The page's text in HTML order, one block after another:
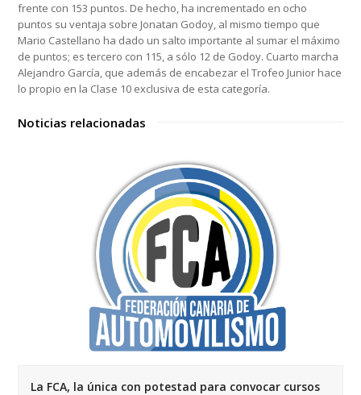
frente con 153 puntos. De hecho, ha incrementado en ocho
puntos su ventaja sobre Jonatan Godoy, al mismo tiempo que
Mario Castellano ha dado un salto importante al sumar el máximo
de puntos; es tercero con 115, a sólo 12 de Godoy. Cuarto marcha
Alejandro García, que además de encabezar el Trofeo Junior hace
lo propio en la Clase 10 exclusiva de esta categoría.
Noticias relacionadas
La FCA, la única con potestad para convocar cursos